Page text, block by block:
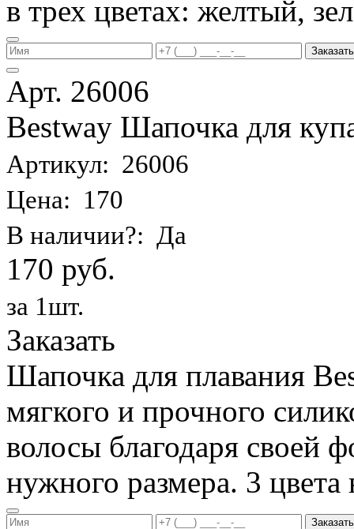
в трех цветах: желтый,
Заказать
Арт. 26006
Bestway Шапочка для
Артикул: 26006
Цена: 170
В наличии?: Да
170 руб.
за 1шт.
Заказать
Шапочка для плавания
мягкого и прочного
волосы благодаря своей
нужного размера. 3
Заказать